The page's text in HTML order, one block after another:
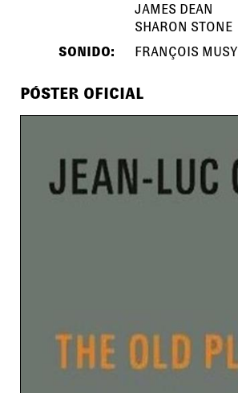
JAMES DEAN
SHARON STONE
SONIDO:
FRANÇOIS MUSY
PÓSTER OFICIAL